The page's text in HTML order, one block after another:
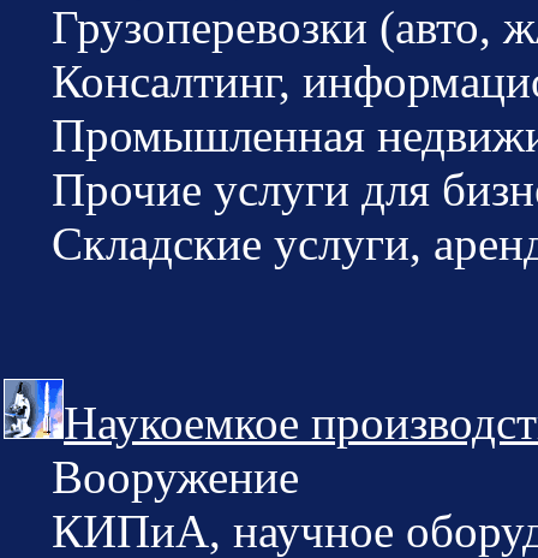
Грузоперевозки (авто,
Консалтинг,
Промышленная
Прочие услуги для
Складские услуги,
Наукоемкое
Вооружение
КИПиА, научное